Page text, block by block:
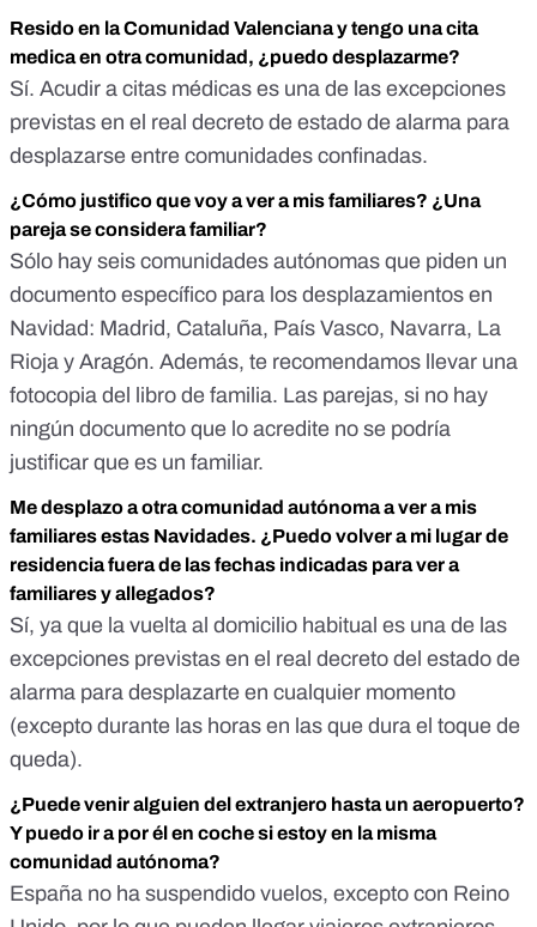
Resido en la Comunidad Valenciana y tengo una cita
medica en otra comunidad, ¿puedo desplazarme?
Sí. Acudir a citas médicas es una de las excepciones
previstas en el real decreto de estado de alarma para
desplazarse entre comunidades confinadas.
¿Cómo justifico que voy a ver a mis familiares? ¿Una
pareja se considera familiar?
Sólo hay seis comunidades autónomas que piden un
documento específico para los desplazamientos en
Navidad: Madrid, Cataluña, País Vasco, Navarra, La
Rioja y Aragón. Además, te recomendamos llevar una
fotocopia del libro de familia. Las parejas, si no hay
ningún documento que lo acredite no se podría
justificar que es un familiar.
Me desplazo a otra comunidad autónoma a ver a mis
familiares estas Navidades. ¿Puedo volver a mi lugar de
residencia fuera de las fechas indicadas para ver a
familiares y allegados?
Sí, ya que la vuelta al domicilio habitual es una de las
excepciones previstas en el real decreto del estado de
alarma para desplazarte en cualquier momento
(excepto durante las horas en las que dura el toque de
queda).
¿Puede venir alguien del extranjero hasta un aeropuerto?
Y puedo ir a por él en coche si estoy en la misma
comunidad autónoma?
España no ha suspendido vuelos, excepto con Reino